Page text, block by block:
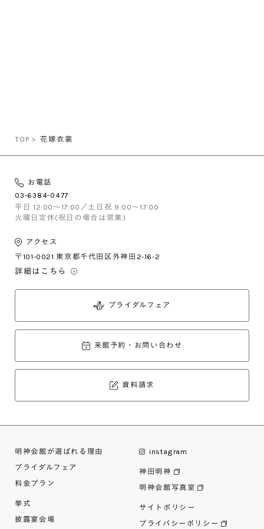
TOP 花嫁衣裳
お電話
03-6384-0477
平日 12:00〜17:00／土日祝 9:00〜17:00
火曜日定休(祝日の場合は営業)
アクセス
〒101-0021東京都千代田区外神田2-16-2
詳細はこちら
ブライダルフェア
来館予約・お問い合わせ
資料請求
明神会館が選ばれる理由
ブライダルフェア
料金プラン
挙式
披露宴会場
instagram
神田明神
明神会館写真室
サイトポリシー
プライバシーポリシー